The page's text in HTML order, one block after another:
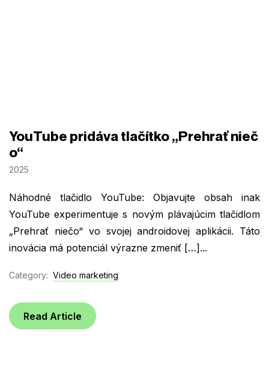
YouTube pridáva tlačítko „Prehrať nieč
o“
2025
Náhodné tlačidlo YouTube: Objavujte obsah inak
YouTube experimentuje s novým plávajúcim tlačidlom
„Prehrať niečo“ vo svojej androidovej aplikácii. Táto
inovácia má potenciál výrazne zmeniť […]...
Category: Video marketing
Read Article